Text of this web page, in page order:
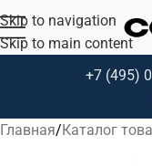
Skip to navigation
Skip to main content
+7 (495)
Главная Каталог